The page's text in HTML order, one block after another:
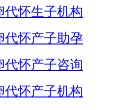
代怀生子机构
代怀产子助孕
代怀产子咨询
代怀产子机构